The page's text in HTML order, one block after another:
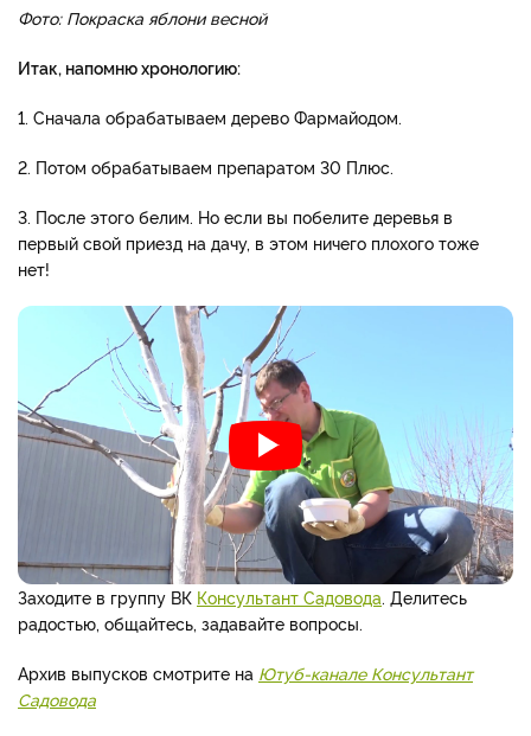
Фото: Покраска яблони весной
Итак, напомню хронологию:
1. Сначала обрабатываем дерево Фармайодом.
2. Потом обрабатываем препаратом 30 Плюс.
3. После этого белим. Но если вы побелите деревья в
первый свой приезд на дачу, в этом ничего плохого тоже
нет!
Заходите в группу ВК Консультант Садовода. Делитесь
радостью, общайтесь, задавайте вопросы.
Архив выпусков смотрите на Ютуб-канале Консультант
Садовода